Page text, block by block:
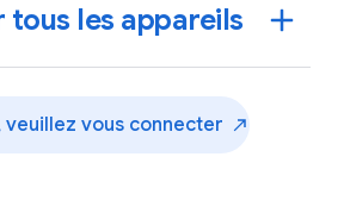
tous les appareils
veuillez vous connecter